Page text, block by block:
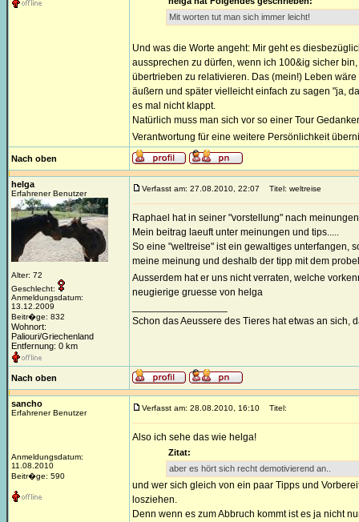
Mit worten tut man sich immer leicht!
Und was die Worte angeht: Mir geht es
aussprechen zu dürfen, wenn ich 100&ig sicher
übertrieben zu relativieren. Das (mein!) Leben
äußern und später vielleicht einfach zu sagen "ja,
es mal nicht klappt.
Natürlich muss man sich vor so einer Tour
Verantwortung für eine weitere Persönlichkeit
Nach oben
helga
Erfahrener Benutzer
Alter: 72
Geschlecht:
Anmeldungsdatum:
13.12.2009
Beitr�ge: 832
Wohnort:
Paliouri/Griechenland
Entfernung: 0 km
Verfasst am: 27.08.2010, 22:07 Titel: weltreise
Raphael hat in seiner "vorstellung" nach
Mein beitrag laeuft unter meinungen und tips.....
So eine "weltreise" ist ein gewaltiges unterfangen,
meine meinung und deshalb der tipp mit dem
Ausserdem hat er uns nicht verraten, welche
neugierige gruesse von helga
Schon das Aeussere des Tieres hat etwas an sich,
Nach oben
sancho
Erfahrener Benutzer
Anmeldungsdatum:
11.08.2010
Beitr�ge: 590
Verfasst am: 28.08.2010, 16:10 Titel:
Also ich sehe das wie helga!
Zitat:
aber es hört sich recht demotivierend an..
und wer sich gleich von ein paar Tipps und
losziehen.
Denn wenn es zum Abbruch kommt ist es ja nicht